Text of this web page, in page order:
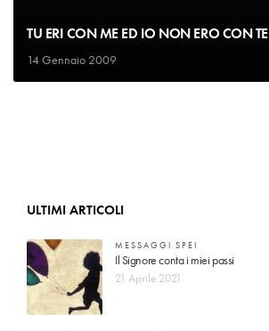
TU ERI CON ME ED IO NON ERO CON TE
14 Gennaio 2009
ULTIMI ARTICOLI
MESSAGGI SPEI
Il Signore conta i miei passi
21 Aprile 2021